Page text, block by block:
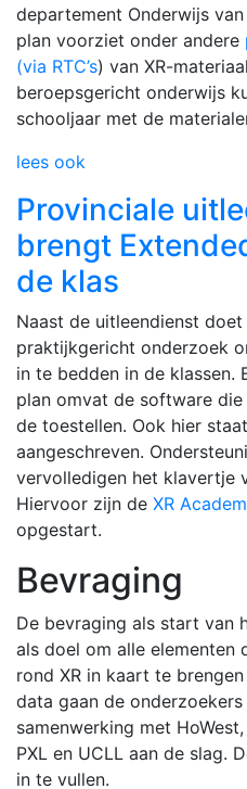
departement Onderwijs
plan voorziet onder andere
(via RTC’s) van XR-
beroepsgericht onderwijs
schooljaar met de
lees ook
Provinciale
brengt
de klas
Naast de uitleendienst
praktijkgericht onderzoek
in te bedden in de klassen.
plan omvat de software
de toestellen. Ook hier
aangeschreven.
vervolledigen het klavertje
Hiervoor zijn de XR
opgestart.
Bevraging
De bevraging als start van
als doel om alle elementen
rond XR in kaart te
data gaan de
samenwerking met
PXL en UCLL aan de slag.
in te vullen.